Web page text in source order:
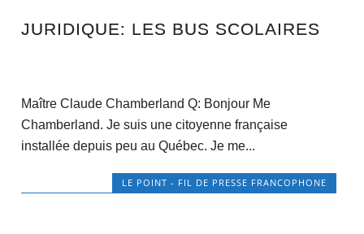
JURIDIQUE: LES BUS SCOLAIRES
Maître Claude Chamberland Q: Bonjour Me
Chamberland. Je suis une citoyenne française
installée depuis peu au Québec. Je me...
LE POINT - FIL DE PRESSE FRANCOPHONE